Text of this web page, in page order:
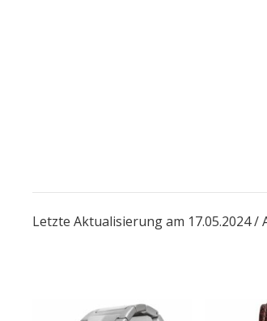
Letzte Aktualisierung am 17.05.2024